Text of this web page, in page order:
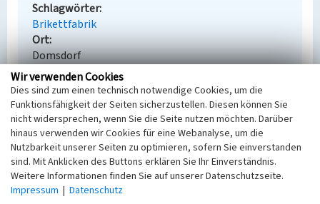
Schlagwörter
Brikettfabrik
Ort
Domsdorf
Alternativer Ortsname
Domasojce
Fachsicht(en)
Denkmalpflege
Erfassungsmaßstab
Keine Angabe
Erfassungsmethode
Übernahme aus externer Fachdatenbank
Wir verwenden Cookies
Dies sind zum einen technisch notwendige Cookies, um die
Funktionsfähigkeit der Seiten sicherzustellen. Diesen können Sie
nicht widersprechen, wenn Sie die Seite nutzen möchten. Darüber
hinaus verwenden wir Cookies für eine Webanalyse, um die
Nutzbarkeit unserer Seiten zu optimieren, sofern Sie einverstanden
sind. Mit Anklicken des Buttons erklären Sie Ihr Einverständnis.
Weitere Informationen finden Sie auf unserer Datenschutzseite.
Impressum | Datenschutz